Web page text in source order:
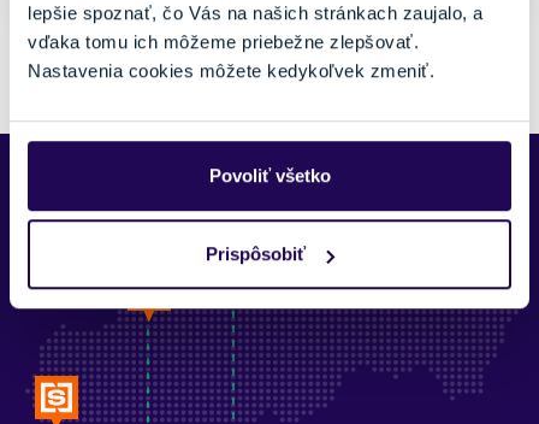
lepšie spoznať, čo Vás na našich stránkach zaujalo, a
vďaka tomu ich môžeme priebežne zlepšovať.
Nastavenia cookies môžete kedykoľvek zmeniť.
Povoliť všetko
Prispôsobiť
Pozreli ste si 1 z 1 produktov.
Predajne Najšport